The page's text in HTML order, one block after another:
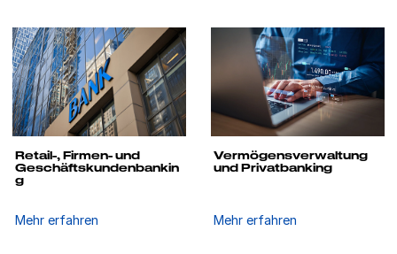
Retail-, Firmen- und
Geschäftskundenbankin
g
Mehr erfahren
Vermögensverwaltung
und Privatbanking
Mehr erfahren